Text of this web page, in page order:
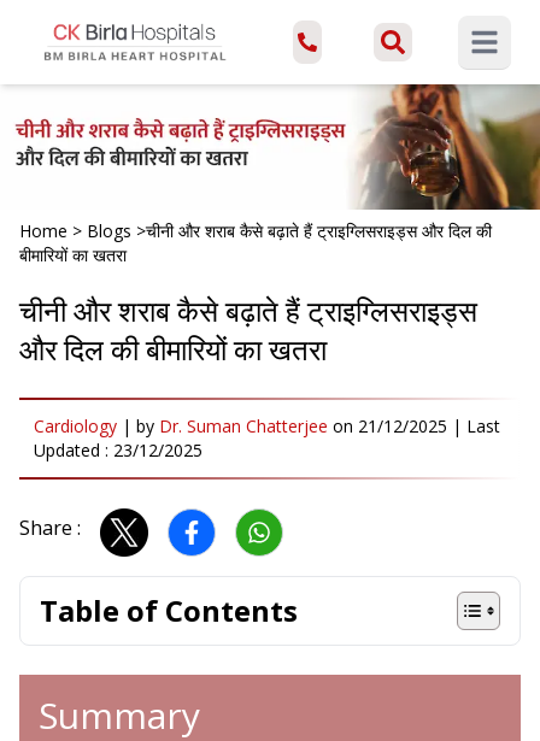
Open
Home > Blogs >चीनी और शराब कैसे बढ़ाते हैं ट्राइग्लिसराइड्स और दिल की
बीमारियों का खतरा
चीनी और शराब कैसे बढ़ाते हैं ट्राइग्लिसराइड्स
और दिल की बीमारियों का खतरा
Cardiology | by Dr. Suman Chatterjee on 21/12/2025 | Last
Updated : 23/12/2025
Share :
Table of Contents
Summary